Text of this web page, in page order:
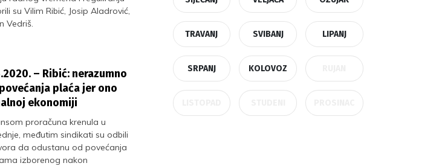
su Vilim Ribić, Josip Aladrović,
Vedriš.
– Ribić: nerazumno
plaća jer ono
ekonomiji
proračuna krenula u
međutim sindikati su odbili
da odustanu od povećanja
izborenog nakon
TRAVANJ SVIBANJ LIPANJ
SRPANJ KOLOVOZ